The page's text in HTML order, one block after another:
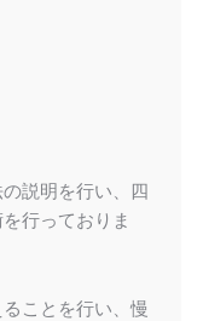
説明を行い、四
行っておりま
ことを行い、慢